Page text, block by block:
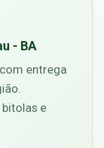
- BA
entrega
e